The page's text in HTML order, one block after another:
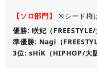
【ソロ部門】
※シード権
優勝: 咲妃（FREESTYLE/
準優勝: Nagi（
3位: sHiK（HIPHOP/大